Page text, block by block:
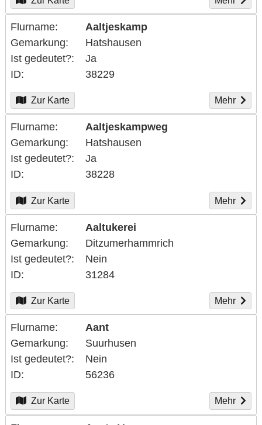
Flurname
Aaltjeskamp
Gemarkung
Hatshausen
Ist gedeutet?
Ja
ID
38229
Zur Karte Mehr
Flurname
Aaltjeskampweg
Gemarkung
Hatshausen
Ist gedeutet?
Ja
ID
38228
Zur Karte Mehr
Flurname
Aaltukerei
Gemarkung
Ditzumerhammrich
Ist gedeutet?
Nein
ID
31284
Zur Karte Mehr
Flurname
Aant
Gemarkung
Suurhusen
Ist gedeutet?
Nein
ID
56236
Zur Karte Mehr